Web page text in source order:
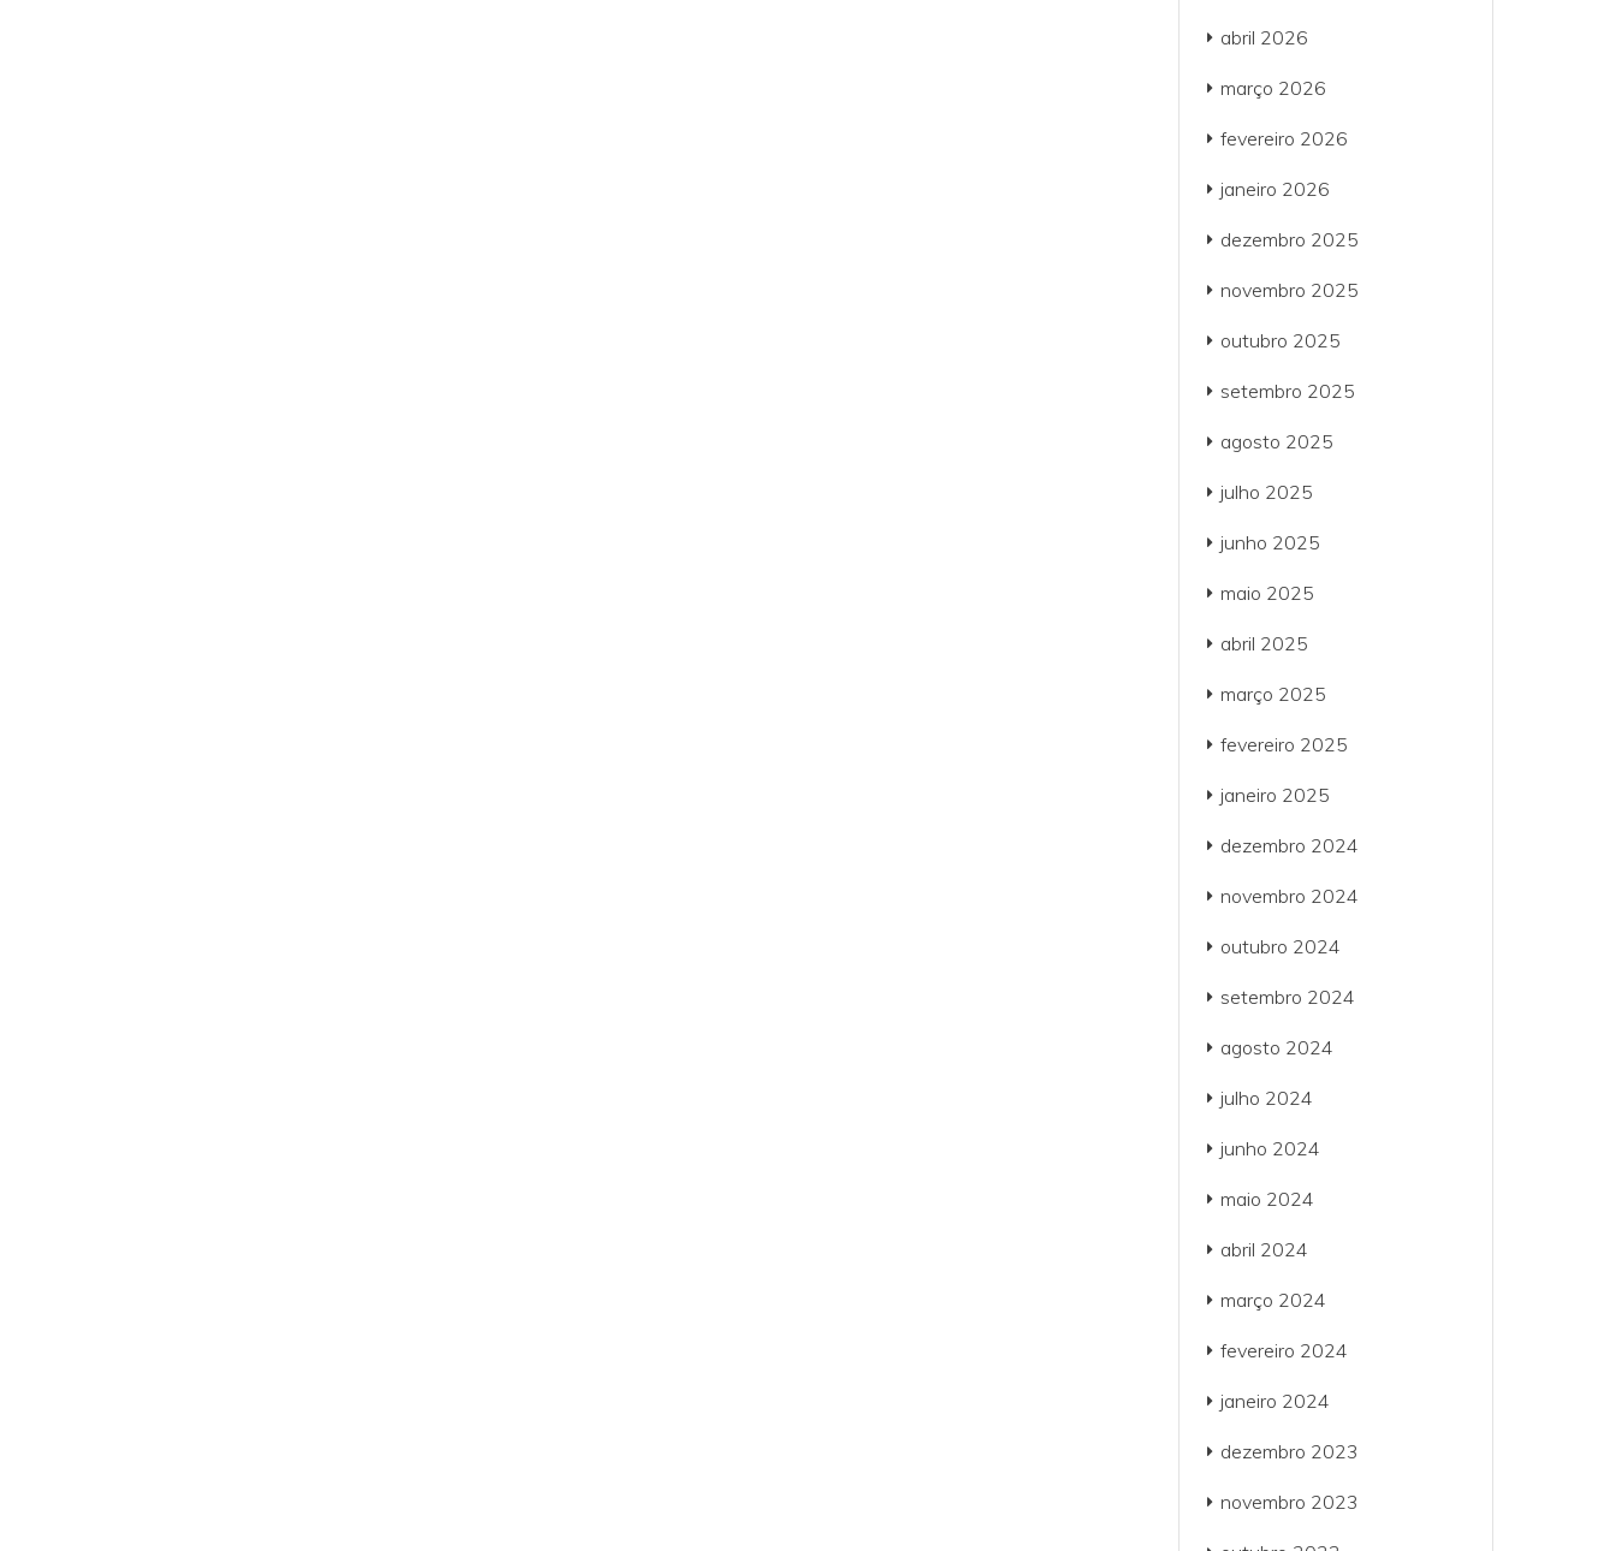
abril 2026
março 2026
fevereiro 2026
janeiro 2026
dezembro 2025
novembro 2025
outubro 2025
setembro 2025
agosto 2025
julho 2025
junho 2025
maio 2025
abril 2025
março 2025
fevereiro 2025
janeiro 2025
dezembro 2024
novembro 2024
outubro 2024
setembro 2024
agosto 2024
julho 2024
junho 2024
maio 2024
abril 2024
março 2024
fevereiro 2024
janeiro 2024
dezembro 2023
novembro 2023